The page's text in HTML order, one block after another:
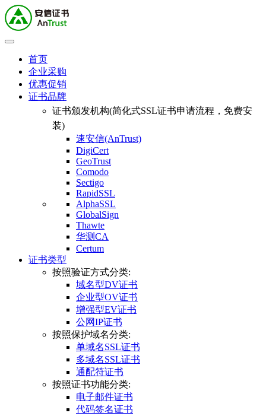
首页
企业采购
优惠促销
证书品牌
证书颁发机构(简化式SSL证书申请流程，免费安
装)
速安信(AnTrust)
DigiCert
GeoTrust
Comodo
Sectigo
RapidSSL
AlphaSSL
GlobalSign
Thawte
华测CA
Certum
证书类型
按照验证方式分类:
域名型DV证书
企业型OV证书
增强型EV证书
公网IP证书
按照保护域名分类:
单域名SSL证书
多域名SSL证书
通配符证书
按照证书功能分类:
电子邮件证书
代码签名证书